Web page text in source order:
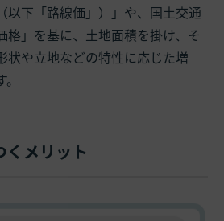
以下「路線価」）」や、国土交通
格」を基に、土地面積を掛け、そ
状や立地などの特性に応じた増
メリット